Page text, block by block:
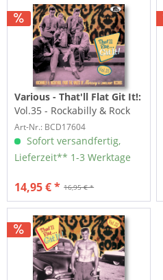
Various - That'll Flat Git It!:
Vol.35 - Rockabilly & Rock
'n' Roll From The...
Art-Nr.: BCD17604
Sofort versandfertig,
Lieferzeit** 1-3 Werktage
16,95 € *
14,95 € *